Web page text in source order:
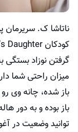
ناتاشا ک. سریرمان
گرفتن نوزاد بستگی
میزان راحتی شما
باز شده، چانه وی
باز بوده و به دور
توانید وضعیت در